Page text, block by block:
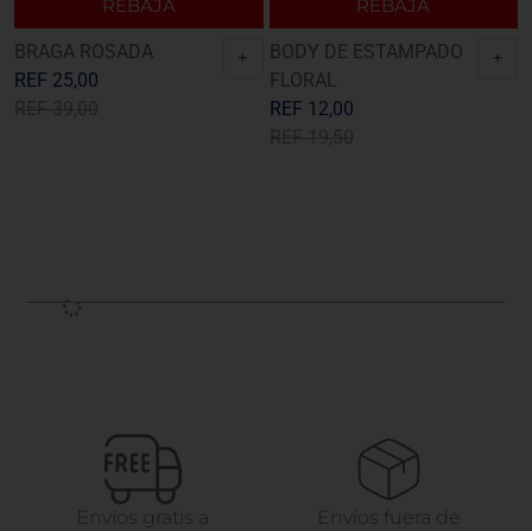
REBAJA
BRAGA ROSADA
REF 25,00
+
REBAJA
BODY DE ESTAMPADO
FLORAL
REF 12,00
+
Envíos gratis a
Envíos fuera de